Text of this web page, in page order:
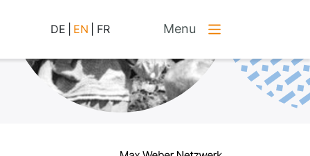
DE EN FR Menu